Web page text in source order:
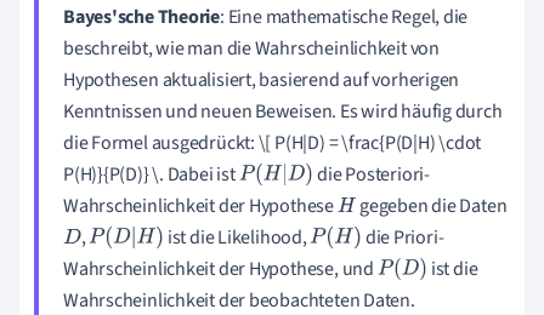
Bayes'sche Theorie: Eine mathematische Regel, die
beschreibt, wie man die Wahrscheinlichkeit von
Hypothesen aktualisiert, basierend auf vorherigen
Kenntnissen und neuen Beweisen. Es wird häufig durch
die Formel ausgedrückt: \[ P(H|D) = \frac{P(D|H) \cdot
P(H)}{P(D)} \. Dabei istP(H|D )
die Posteriori-
Wahrscheinlichkeit der HypotheseH gegeben die Daten
D ,P(D|H ) ist die Likelihood,P(H)
die Priori-
Wahrscheinlichkeit der Hypothese, undP(D)
ist die
Wahrscheinlichkeit der beobachteten Daten.